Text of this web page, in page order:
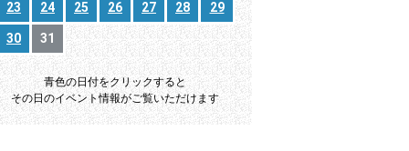
23 24 25 26 27 28 29
30 31
青色の日付をクリックすると
その日のイベント情報がご覧いただけます